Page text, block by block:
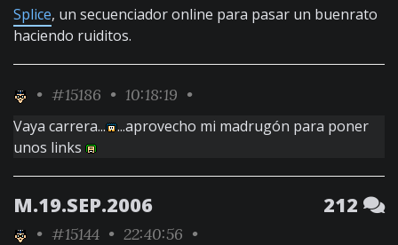
Splice, un secuenciador online para pasar un buenrato
haciendo ruiditos.
• #15186 • 10:18:19 •
Vaya carrera...
...aprovecho mi madrugón para poner
unos links
M.19.SEP.2006 212
• #15144 • 22:40:56 •